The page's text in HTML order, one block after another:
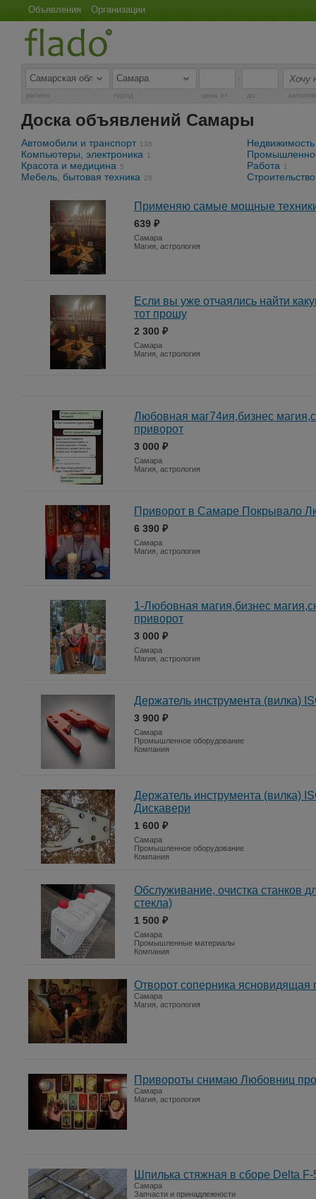
Объявления Организации
-
регион город цена от до
Доска объявлений Самары
Автомобили и транспорт 136
Компьютеры, электроника 1
Красота и медицина 5
Мебель, бытовая техника 28
Недвижимость
Работа
1
Применяю самые мощные
639 ₽
Самара
Магия, астрология
Если вы уже отчаялись найти
тот прошу
2 300 ₽
Самара
Магия, астрология
Любовная маг74ия,бизнес
приворот
3 000 ₽
Самара
Магия, астрология
Приворот в Самаре Покрывало
6 390 ₽
Самара
Магия, астрология
1-Любовная магия,бизнес
приворот
3 000 ₽
Самара
Магия, астрология
Держатель инструмента (вилка)
3 900 ₽
Самара
Промышленное оборудование
Компания
Держатель инструмента (вилка)
Дискавери
1 600 ₽
Самара
Промышленное оборудование
Компания
Обслуживание, очистка станков
стекла)
1 500 ₽
Самара
Промышленные материалы
Компания
Отворот соперника ясновидящая
Самара
Магия, астрология
Привороты снимаю Любовниц
Самара
Магия, астрология
Шпилька стяжная в сборе Delta
Самара
Запчасти и принадлежности